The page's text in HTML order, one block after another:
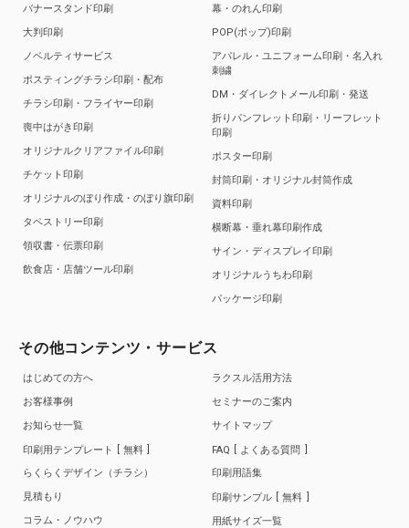
バナースタンド印刷
大判印刷
ノベルティサービス
ポスティングチラシ印刷・配布
チラシ印刷・フライヤー印刷
喪中はがき印刷
オリジナルクリアファイル印刷
チケット印刷
オリジナルのぼり作成・のぼり旗印刷
タペストリー印刷
領収書・伝票印刷
飲食店・店舗ツール印刷
幕・のれん印刷
POP(ポップ)印刷
アパレル・ユニフォーム印刷・名入れ
刺繍
DM・ダイレクトメール印刷・発送
折りパンフレット印刷・リーフレット
印刷
ポスター印刷
封筒印刷・オリジナル封筒作成
資料印刷
横断幕・垂れ幕印刷作成
サイン・ディスプレイ印刷
オリジナルうちわ印刷
パッケージ印刷
その他コンテンツ・サービス
はじめての方へ
お客様事例
お知らせ一覧
印刷用テンプレート
無料
らくらくデザイン（チラシ）
見積もり
コラム・ノウハウ
ラクスル活用方法
セミナーのご案内
サイトマップ
FAQ
よくある質問
印刷用語集
印刷サンプル
無料
用紙サイズ一覧